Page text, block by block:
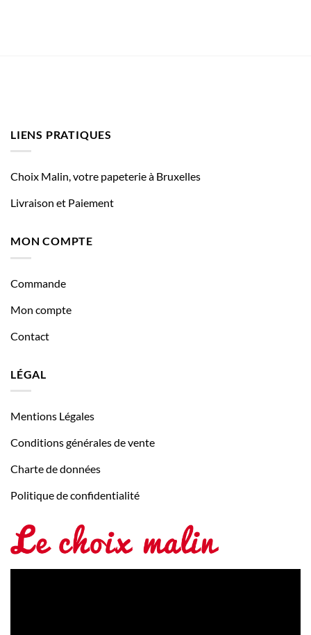
LIENS PRATIQUES
Choix Malin, votre papeterie à Bruxelles
Livraison et Paiement
MON COMPTE
Commande
Mon compte
Contact
LÉGAL
Mentions Légales
Conditions générales de vente
Charte de données
Politique de confidentialité